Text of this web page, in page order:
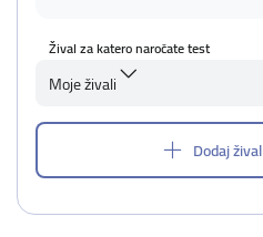
Žival za katero naročate test
Moje živali
Dodaj žival